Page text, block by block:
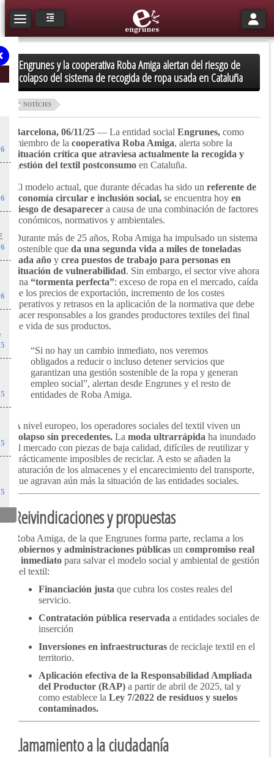
Toggle navigation Toggle
Engrunes y la cooperativa Roba Amiga alertan del riesgo de
colapso del sistema de recogida de ropa usada en Cataluña
NOTÍCIES
Barcelona, ​​06/11/25 — La entidad social Engrunes, como
miembro de la cooperativa Roba Amiga, alerta sobre la
situación crítica que atraviesa actualmente la recogida y
gestión del textil postconsumo en Cataluña.
El modelo actual, que durante décadas ha sido un referente de
economía circular e inclusión social, se encuentra hoy en
riesgo de desaparecer a causa de una combinación de factores
económicos, normativos y ambientales.
Durante más de 25 años, Roba Amiga ha impulsado un sistema
sostenible que da una segunda vida a miles de toneladas
cada año y crea puestos de trabajo para personas en
situación de vulnerabilidad. Sin embargo, el sector vive ahora
una “tormenta perfecta”: exceso de ropa en el mercado, caída
de los precios de exportación, incremento de los costes
operativos y retrasos en la aplicación de la normativa que debe
hacer responsables a los grandes productores textiles del final
de vida de sus productos.
“Si no hay un cambio inmediato, nos veremos
obligados a reducir o incluso detener servicios que
garantizan una gestión sostenible de la ropa y generan
empleo social”, alertan desde Engrunes y el resto de
entidades de Roba Amiga.
A nivel europeo, los operadores sociales del textil viven un
colapso sin precedentes. La moda ultrarrápida ha inundado
el mercado con piezas de baja calidad, difíciles de reutilizar y
prácticamente imposibles de reciclar. A esto se añaden la
saturación de los almacenes y el encarecimiento del transporte,
que agravan aún más la situación de las entidades sociales.
Reivindicaciones y propuestas
Roba Amiga, de la que Engrunes forma parte, reclama a los
gobiernos y administraciones públicas un compromiso real
e inmediato para salvar el modelo social y ambiental de gestión
del textil:
Financiación justa que cubra los costes reales del
servicio.
Contratación pública reservada a entidades sociales de
inserción
Inversiones en infraestructuras de reciclaje textil en el
territorio.
Aplicación efectiva de la Responsabilidad Ampliada
del Productor (RAP) a partir de abril de 2025, tal y
como establece la Ley 7/2022 de residuos y suelos
contaminados.
Llamamiento a la ciudadanía